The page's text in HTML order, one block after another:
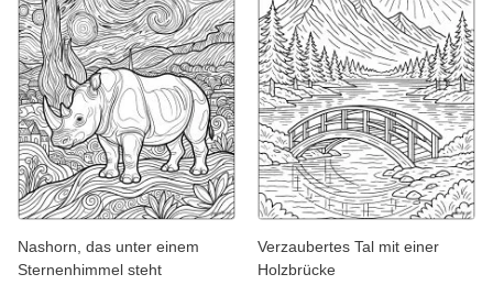
Nashorn, das unter einem
Sternenhimmel steht
Verzaubertes Tal mit einer
Holzbrücke